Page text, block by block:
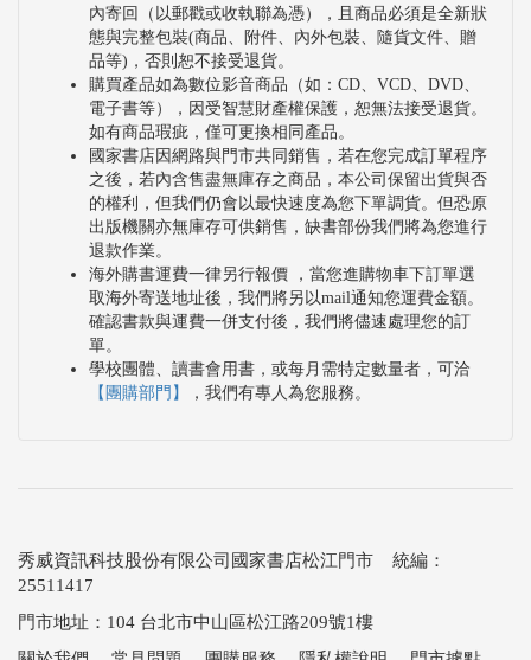
內寄回（以郵戳或收執聯為憑），且商品必須是全新狀
態與完整包裝(商品、附件、內外包裝、隨貨文件、贈
品等)，否則恕不接受退貨。
購買產品如為數位影音商品（如：CD、VCD、DVD、
電子書等），因受智慧財產權保護，恕無法接受退貨。
如有商品瑕疵，僅可更換相同產品。
國家書店因網路與門市共同銷售，若在您完成訂單程序
之後，若內含售盡無庫存之商品，本公司保留出貨與否
的權利，但我們仍會以最快速度為您下單調貨。但恐原
出版機關亦無庫存可供銷售，缺書部份我們將為您進行
退款作業。
海外購書運費一律另行報價 ，當您進購物車下訂單選
取海外寄送地址後，我們將另以mail通知您運費金額。
確認書款與運費一併支付後，我們將儘速處理您的訂
單。
學校團體、讀書會用書，或每月需特定數量者，可洽
【團購部門】
，我們有專人為您服務。
秀威資訊科技股份有限公司國家書店松江門市 統編：
25511417
門市地址：104 台北市中山區松江路209號1樓